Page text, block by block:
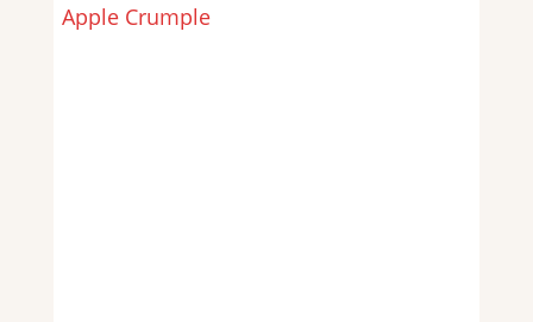
Apple Crumple